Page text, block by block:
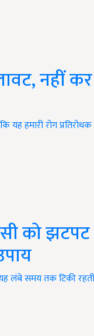
नहीं
हमारी रोग
को
लंबे समय तक टिकी